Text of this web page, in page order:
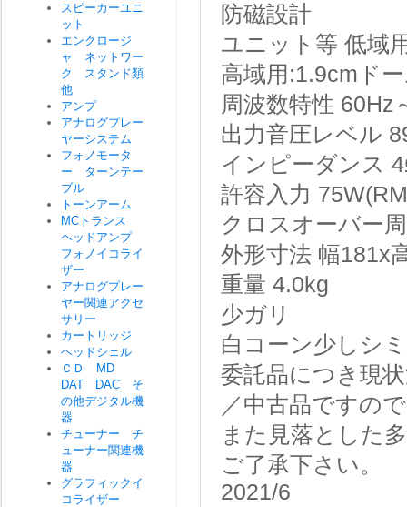
防磁設計
ユニット等 低域
高域用:1.9cmド
周波数特性 60Hz
出力音圧レベル
インピーダンス
許容入力
クロスオーバー
外形寸法 幅181x
重量 4.0kg
少ガリ
白コーン少しシミ
委託品につき現
／中古品ですの
また見落とした
ご了承下さい。
2021/6
スピーカーユニ
ット
エンクロージ
ャ ネットワー
ク スタンド類
他
アンプ
アナログプレー
ヤーシステム
フォノモータ
ー ターンテー
ブル
トーンアーム
MCトランス
ヘッドアンプ
フォノイコライ
ザー
アナログプレー
ヤー関連アクセ
サリー
カートリッジ
ヘッドシェル
ＣＤ MD
DAT DAC そ
の他デジタル機
器
チューナー チ
ューナー関連機
器
グラフィックイ
コライザー